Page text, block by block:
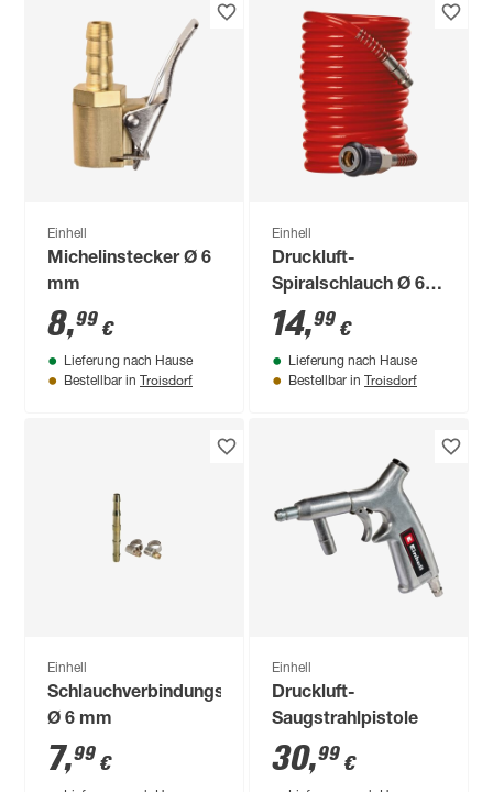
Einhell
Michelinstecker Ø 6
mm
8,99 €
Lieferung nach Hause
Bestellbar in Troisdorf
Einhell
Druckluft-
Spiralschlauch Ø 6
mm 4 m
14,99 €
Lieferung nach Hause
Bestellbar in Troisdorf
Einhell
Schlauchverbindungsrohr
Ø 6 mm
7,99 €
Einhell
Druckluft-
Saugstrahlpistole
30,99 €